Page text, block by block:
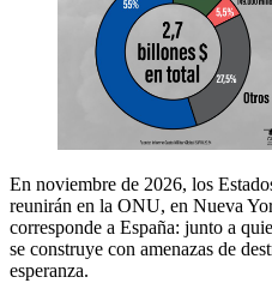
En noviembre de 2026, los
reunirán en la ONU, en Nueva
corresponde a España: junto a
se construye con amenazas de
esperanza.